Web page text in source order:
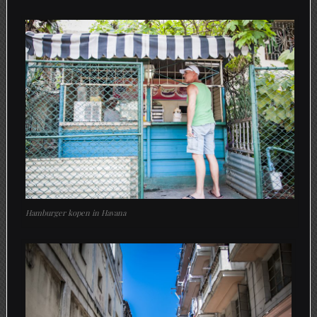
Hamburger kopen in Havana